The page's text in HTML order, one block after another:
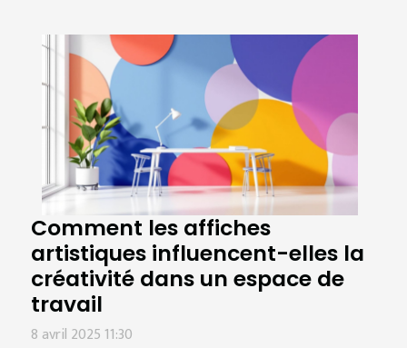
Comment les affiches
artistiques influencent-elles la
créativité dans un espace de
travail
8 avril 2025 11:30